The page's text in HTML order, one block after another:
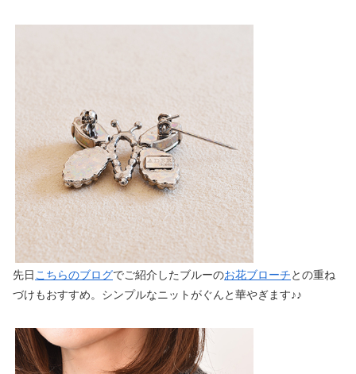
先日こちらのブログでご紹介したブルーのお花ブローチとの重ね
づけもおすすめ。シンプルなニットがぐんと華やぎます♪♪